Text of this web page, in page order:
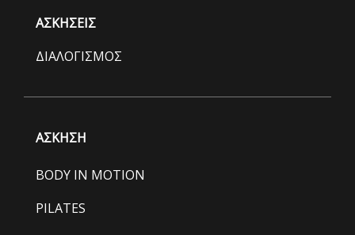
ΑΣΚΗΣΕΙΣ
ΔΙΑΛΟΓΙΣΜΟΣ
ΑΣΚΗΣΗ
BODY IN MOTION
PILATES